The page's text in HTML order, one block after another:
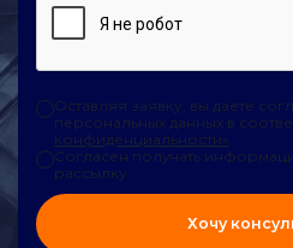
Оставляя заявку, вы даете
персональных данных в
конфиденциальности»
Согласен получать
рассылку.
Хочу